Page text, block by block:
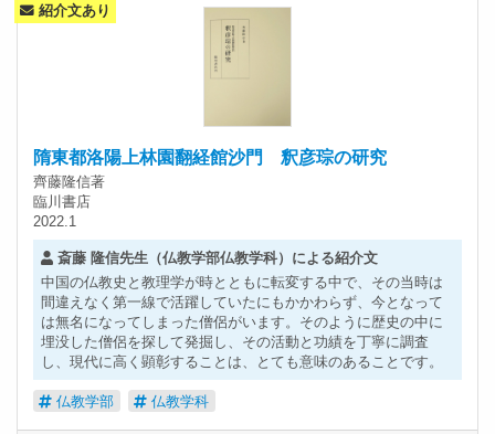
隋東都洛陽上林園翻経館沙門 釈彦琮の研究
齊藤隆信著
臨川書店
2022.1
斎藤 隆信先生（仏教学部仏教学科）による紹介文
中国の仏教史と教理学が時とともに転変する中で、その当時は
間違えなく第一線で活躍していたにもかかわらず、今となって
は無名になってしまった僧侶がいます。そのように歴史の中に
埋没した僧侶を探して発掘し、その活動と功績を丁寧に調査
し、現代に高く顕彰することは、とても意味のあることです。
仏教学部 仏教学科
紹介文あり